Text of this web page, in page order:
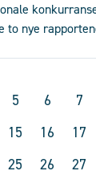
to nye
5 6 7
15 16 17
25 26 27